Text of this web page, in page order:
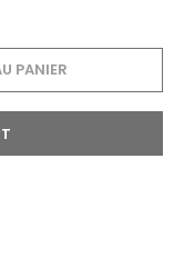
PANIER